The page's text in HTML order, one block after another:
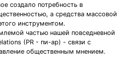
создало потребность в
а средства массовой
инструментом.
частью нашей повседневной
(PR - пи-ар) - связи с
общественным мнением.